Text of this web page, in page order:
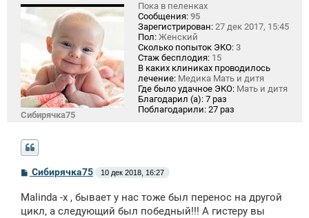
Сибирячка75
Пока в пеленках
Сообщения: 95
Зарегистрирован: 27 дек 2017, 15:45
Пол: Женский
Сколько попыток ЭКО: 3
Стаж бесплодия: 15
В каких клиниках проводилось
лечение: Медика Мать и дитя
Где было удачное ЭКО: Мать и дитя
Благодарил (а): 7 раз
Поблагодарили: 27 раз
С
б
щ
Сибирячка75 10 дек 2018, 16:27
Malinda -x , бывает у нас тоже был перенос на другой
цикл, а следующий был победный!!! А гистеру вы